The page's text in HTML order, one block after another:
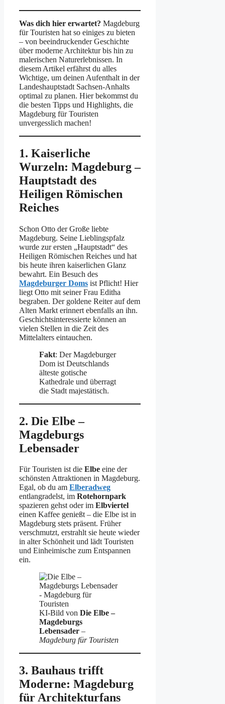
Was dich hier erwartet? Magdeburg
für Touristen hat so einiges zu bieten
– von beeindruckender Geschichte
über moderne Architektur bis hin zu
malerischen Naturerlebnissen. In
diesem Artikel erfährst du alles
Wichtige, um deinen Aufenthalt in der
Landeshauptstadt Sachsen-Anhalts
optimal zu planen. Hier bekommst du
die besten Tipps und Highlights, die
Magdeburg für Touristen
unvergesslich machen!
1. Kaiserliche
Wurzeln: Magdeburg –
Hauptstadt des
Heiligen Römischen
Reiches
Schon Otto der Große liebte
Magdeburg. Seine Lieblingspfalz
wurde zur ersten „Hauptstadt“ des
Heiligen Römischen Reiches und hat
bis heute ihren kaiserlichen Glanz
bewahrt. Ein Besuch des
Magdeburger Doms ist Pflicht! Hier
liegt Otto mit seiner Frau Editha
begraben. Der goldene Reiter auf dem
Alten Markt erinnert ebenfalls an ihn.
Geschichtsinteressierte können an
vielen Stellen in die Zeit des
Mittelalters eintauchen.
Fakt: Der Magdeburger
Dom ist Deutschlands
älteste gotische
Kathedrale und überragt
die Stadt majestätisch.
2. Die Elbe –
Magdeburgs
Lebensader
Für Touristen ist die Elbe eine der
schönsten Attraktionen in Magdeburg.
Egal, ob du am Elberadweg
entlangradelst, im Rotehornpark
spazieren gehst oder im Elbviertel
einen Kaffee genießt – die Elbe ist in
Magdeburg stets präsent. Früher
verschmutzt, erstrahlt sie heute wieder
in alter Schönheit und lädt Touristen
und Einheimische zum Entspannen
ein.
KI-Bild von Die Elbe –
Magdeburgs
Lebensader –
Magdeburg für Touristen
3. Bauhaus trifft
Moderne: Magdeburg
für Architekturfans